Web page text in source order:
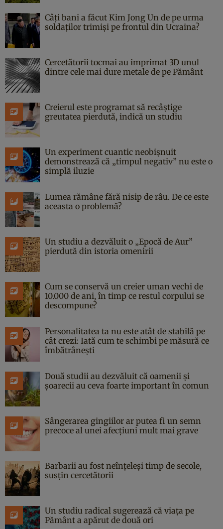
Câți bani a făcut Kim Jong Un de pe urma
soldaților trimiși pe frontul din Ucraina?
Cercetătorii tocmai au imprimat 3D unul
dintre cele mai dure metale de pe Pământ
Creierul este programat să recâștige
greutatea pierdută, indică un studiu
Un experiment cuantic neobișnuit
demonstrează că „timpul negativ” nu este o
simplă iluzie
Lumea rămâne fără nisip de râu. De ce este
aceasta o problemă?
Un studiu a dezvăluit o „Epocă de Aur”
pierdută din istoria omenirii
Cum se conservă un creier uman vechi de
10.000 de ani, în timp ce restul corpului se
descompune?
Personalitatea ta nu este atât de stabilă pe
cât crezi: Iată cum te schimbi pe măsură ce
îmbătrânești
Două studii au dezvăluit că oamenii și
șoarecii au ceva foarte important în comun
Sângerarea gingiilor ar putea fi un semn
precoce al unei afecțiuni mult mai grave
Barbarii au fost neînțeleși timp de secole,
susțin cercetătorii
Un studiu radical sugerează că viața pe
Pământ a apărut de două ori